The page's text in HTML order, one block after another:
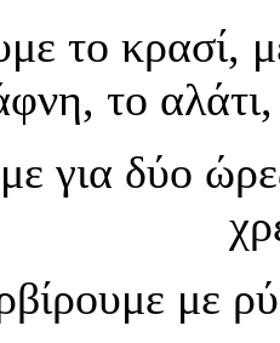
το κρασί,
το αλάτι,
για δύο
με